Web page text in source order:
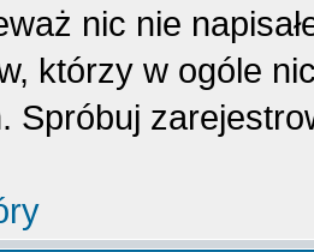
nic nie
którzy w ogóle
Spróbuj